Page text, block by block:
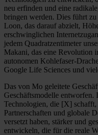
neu erfinden und eine
bringen werden. Dies führt
Loon, das darauf abzielt,
erschwinglichen
jedem Quadratzentimeter
Makani, das eine Revolution
autonomen Kohlefaser-
Google Life Sciences und
Das von Mo geleitete
Geschäftsmodelle entworfen.
Technologien, die [X]
Partnerschaften und globale
versetzt haben, stärker und
entwickeln, die für die reale